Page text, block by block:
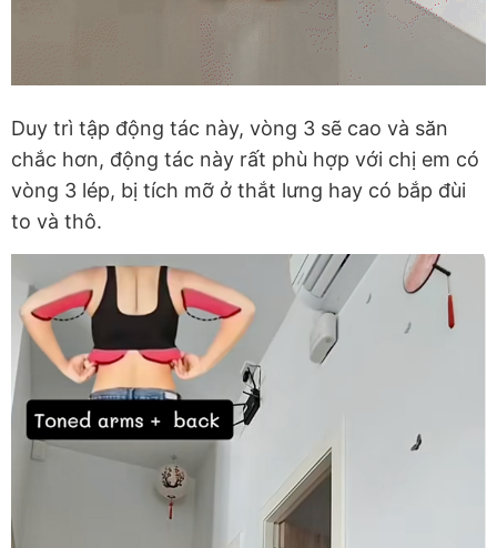
Duy trì tập động tác này, vòng 3 sẽ cao và săn
chắc hơn, động tác này rất phù hợp với chị em có
vòng 3 lép, bị tích mỡ ở thắt lưng hay có bắp đùi
to và thô.